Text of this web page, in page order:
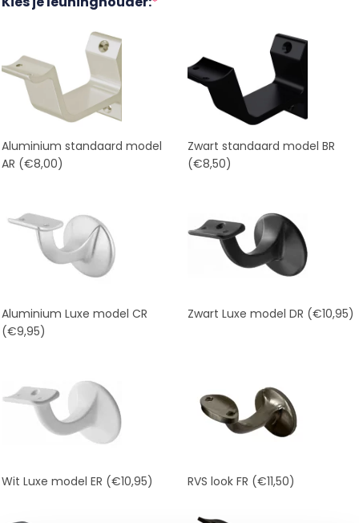
Aluminium standaard model
AR (€8,00)
Zwart standaard model BR
(€8,50)
Aluminium Luxe model CR
(€9,95)
Zwart Luxe model DR (€10,95)
Wit Luxe model ER (€10,95) RVS look FR (€11,50)